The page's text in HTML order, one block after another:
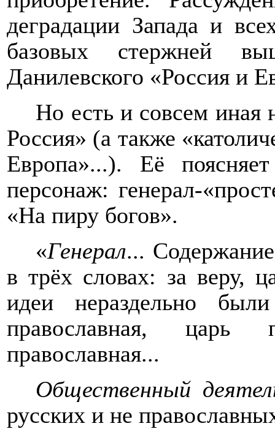
деградации Запада и
базовых стержней
Данилевского «Россия и
Но есть и совсем иная
Россия» (а также
Европа»...). Её
персонаж: генерал-
«На пиру богов».
«Генерал...
в трёх словах: за веру,
идеи нераздельно
православная, царь
православная...
Общественный
русских и не